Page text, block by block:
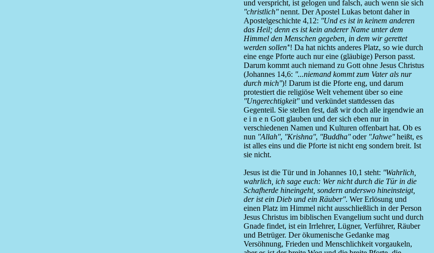
und verspricht, ist gelogen und falsch, auch wenn sie sich
''christlich''nennt. Der Apostel Lukas betont daher in
Apostelgeschichte 4,12: ''Und es ist in keinem anderen
das Heil; denn es ist kein anderer Name unter dem
Himmel den Menschen gegeben, in dem wir gerettet
werden sollen''! Da hat nichts anderes Platz, so wie durch
eine enge Pforte auch nur eine (gläubige) Person passt.
Darum kommt auch niemand zu Gott ohne Jesus Christus
(Johannes 14,6: ''...niemand kommt zum Vater als nur
durch mich'')! Darum ist die Pforte eng, und darum
protestiert die religiöse Welt vehement über so eine
''Ungerechtigkeit''und verkündet stattdessen das
Gegenteil. Sie stellen fest, daß wir doch alle irgendwie an
e i n e n Gott glauben und der sich eben nur in
verschiedenen Namen und Kulturen offenbart hat. Ob es
nun ''Allah'', ''Krishna'', ''Buddha''oder ''Jahwe''heißt, es
ist alles eins und die Pforte ist nicht eng sondern breit. Ist
sie nicht.
Jesus ist die Tür und in Johannes 10,1 steht: ''Wahrlich,
wahrlich, ich sage euch: Wer nicht durch die Tür in die
Schafherde hineingeht, sondern anderswo hineinsteigt,
der ist ein Dieb und ein Räuber''. Wer Erlösung und
einen Platz im Himmel nicht ausschließlich in der Person
Jesus Christus im biblischen Evangelium sucht und durch
Gnade findet, ist ein Irrlehrer, Lügner, Verführer, Räuber
und Betrüger. Der ökumenische Gedanke mag
Versöhnung, Frieden und Menschlichkeit vorgaukeln,